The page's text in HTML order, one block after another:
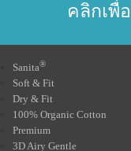
คลิกเพื่
Sanita®
Soft & Fit
Dry & Fit
100% Organic Cotton
Premium
3D Airy Gentle